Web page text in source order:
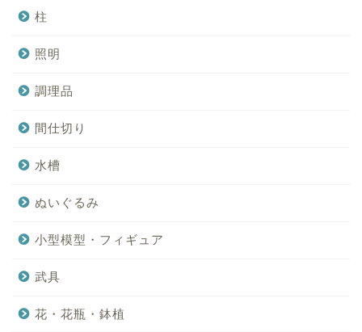
柱
照明
調理品
間仕切り
水槽
ぬいぐるみ
小型模型・フィギュア
武具
花・花瓶・鉢植